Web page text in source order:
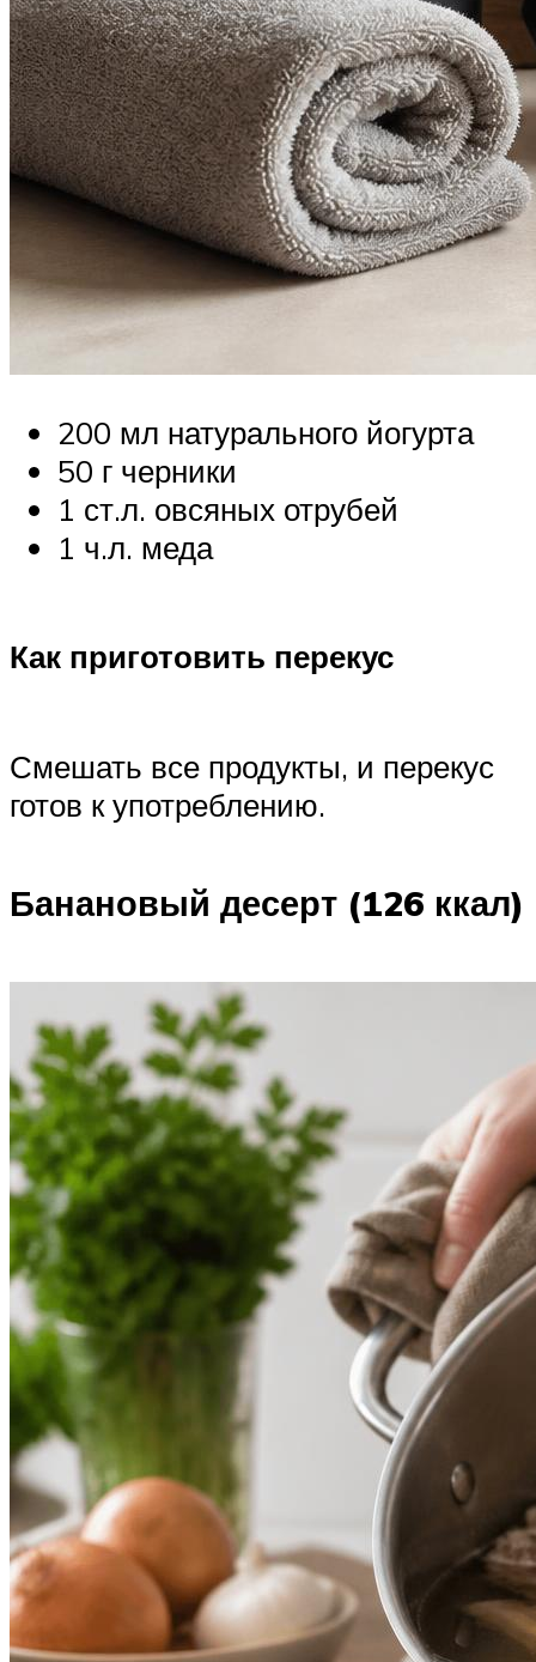
200 мл натурального йогурта
50 г черники
1 ст.л. овсяных отрубей
1 ч.л. меда
Как приготовить перекус
Смешать все продукты, и перекус
готов к употреблению.
Банановый десерт (126 ккал)